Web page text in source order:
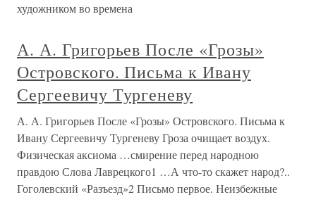
художником во времена
А. А. Григорьев После «Грозы»
Островского. Письма к Ивану
Сергеевичу Тургеневу
А. А. Григорьев После «Грозы» Островского. Письма к
Ивану Сергеевичу Тургеневу Гроза очищает воздух.
Физическая аксиома …смирение перед народною
правдою Слова Лаврецкого1 …А что-то скажет народ?..
Гоголевский «Разъезд»2 Письмо первое. Неизбежные